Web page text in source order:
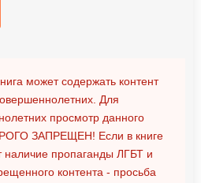
может содержать контент
Для
просмотр данного
ЗАПРЕЩЕН! Если в книге
наличие пропаганды ЛГБТ и
контента - просьба